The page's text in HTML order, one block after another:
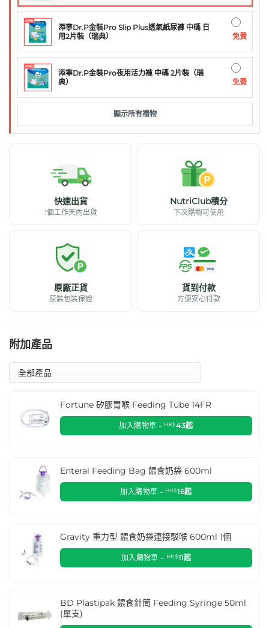
添寧Dr.P金裝Pro Slip Plus透氣紙尿褲 中碼 日
用2片裝（瑞典）
免費
添寧Dr.P金裝Pro夜用活力褲 中碼 2片裝（瑞
典）
免費
顯示所有禮物
快速出貨
1個工作天內出貨
NutriClub積分
下次購物可使用
原廠正貨
原裝包裝保證
貨到付款
方便安心付款
附加產品
Fortune 矽膠胃喉 Feeding Tube 14FR
加入購物車 - HK$43起
Enteral Feeding Bag 餵食奶袋 600ml
加入購物車 - HK$16起
Gravity 重力型 餵食奶袋連接駁喉 600ml 1個
加入購物車 - HK$11起
BD Plastipak 餵食針筒 Feeding Syringe 50ml
(單支)